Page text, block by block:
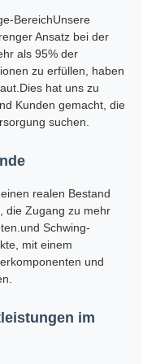
BereichUnsere
Ansatz bei der
als 95% der
zu erfüllen, haben
hat uns zu
Kunden gemacht, die
suchen.
realen Bestand
die Zugang zu mehr
Schwing-
mit einem
und
im